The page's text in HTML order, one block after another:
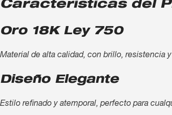
Características del
Oro 18K Ley 750
Material de alta calidad, con brillo, resistencia
Diseño Elegante
Estilo refinado y atemporal, perfecto para